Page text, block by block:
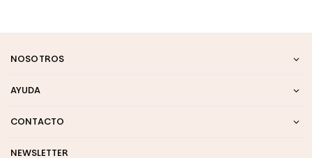
NOSOTROS
AYUDA
CONTACTO
NEWSLETTER